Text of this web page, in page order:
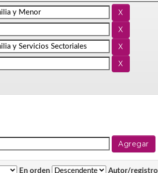
En orden Autor/registro